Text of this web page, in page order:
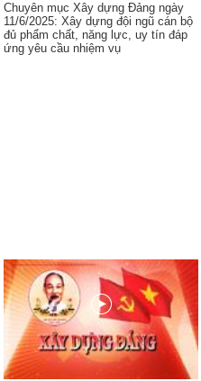
Chuyên mục Xây dựng Đảng ngày
11/6/2025: Xây dựng đội ngũ cán bộ
đủ phẩm chất, năng lực, uy tín đáp
ứng yêu cầu nhiệm vụ